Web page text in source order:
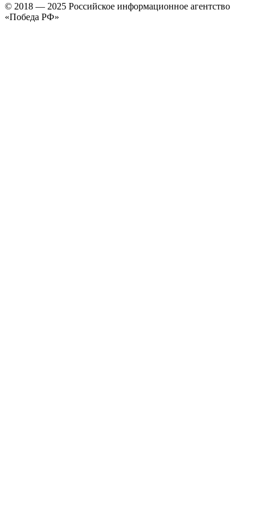
© 2018 — 2025 Российское информационное агентство
«Победа РФ»